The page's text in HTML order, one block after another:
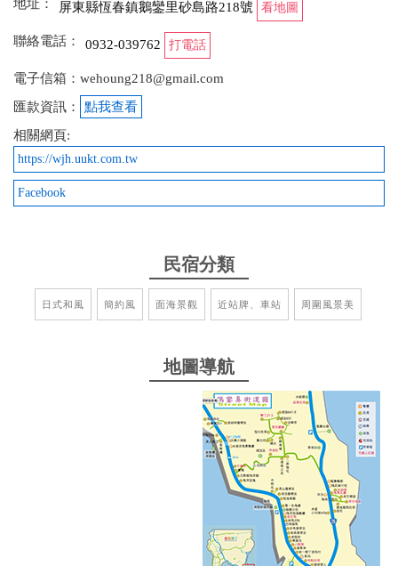
出現一群翩翩飛舞的蝴蝶
是一間住起來很安心的民宿，乾淨舒適。房間的燈光
佈置的很好，床很舒服。房間很大，衛浴設備很好。
是一間我會再訪的民宿。
2025-03-04 10:50:30
民宿就是老闆家，所以老闆用心維護
2025-03-01 18:07:24
這次在 窩在民宿的海景民宿入住潮風房型～真的超出
我的期待！老闆熱情親切，讓人一到就感受到滿滿的
溫暖與貼心服務。房間 乾淨明亮，設計簡約但不失質
感，窗外就是無敵 海景，晚上聽著海浪聲入眠，完全
是一種放鬆的享受。整體環境非常 幽靜舒適，遠離塵
囂，讓人可以徹底放空、放鬆身心。 如果您正在尋找
一個能真正享受大自然、又能住得安心舒服的地方，
地址： 屏東縣恆春鎮鵝鑾里砂島路218號 看地圖
聯絡電話： 0932-039762 打電話
電子信箱：wehoung218@gmail.com
匯款資訊：
點我查看
相關網頁:
https://wjh.uukt.com.tw
Facebook
民宿分類
日式和風 簡約風 面海景觀 近站牌、車站 周圍風景美
地圖導航